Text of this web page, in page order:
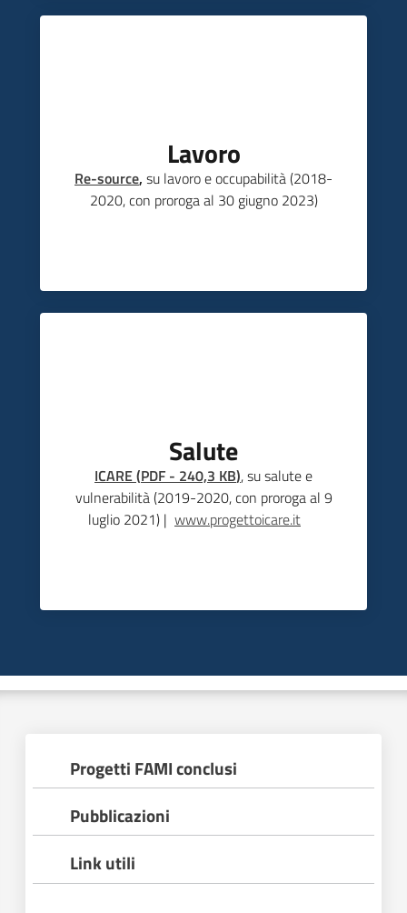
Lavoro
Re-source, su lavoro e occupabilità (2018-
2020, con proroga al 30 giugno 2023)
Salute
ICARE(PDF - 240,3 KB), su salute e
vulnerabilità (2019-2020, con proroga al 9
luglio 2021) | www.progettoicare.it
Progetti FAMI conclusi
Pubblicazioni
Link utili